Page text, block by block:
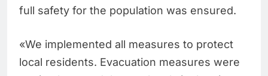
full safety for the population was ensured.
«We implemented all measures to protect
local residents. Evacuation measures were